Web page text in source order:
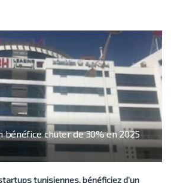
bénéfice chuter de 30% en 2025
tunisiennes, bénéficiez d’un